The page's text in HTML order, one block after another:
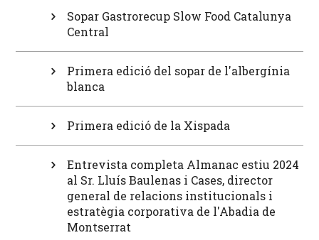
Sopar Gastrorecup Slow Food Catalunya
Central
Primera edició del sopar de l'albergínia
blanca
Primera edició de la Xispada
Entrevista completa Almanac estiu 2024
al Sr. Lluís Baulenas i Cases, director
general de relacions institucionals i
estratègia corporativa de l'Abadia de
Montserrat